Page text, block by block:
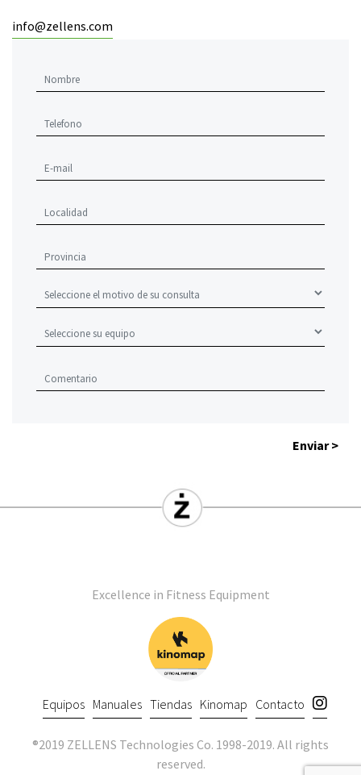
info@zellens.com
Enviar >
Excellence in Fitness Equipment
Equipos Manuales Tiendas Kinomap Contacto
®2019 ZELLENS Technologies Co. 1998-2019. All rights
reserved.